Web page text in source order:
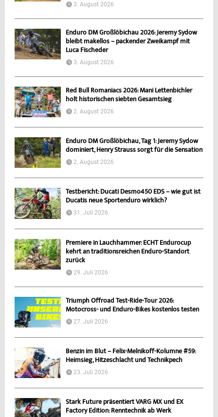
3. August 2026
Enduro DM Großlöbichau 2026: Jeremy Sydow
bleibt makellos – packender Zweikampf mit
Luca Fischeder
3. August 2026
Red Bull Romaniacs 2026: Mani Lettenbichler
holt historischen siebten Gesamtsieg
2. August 2026
Enduro DM Großlöbichau, Tag 1: Jeremy Sydow
dominiert, Henry Strauss sorgt für die Sensation
2. August 2026
Testbericht: Ducati Desmo450 EDS – wie gut ist
Ducatis neue Sportenduro wirklich?
31. Juli 2026
Premiere in Lauchhammer: ECHT Endurocup
kehrt an traditionsreichen Enduro-Standort
zurück
29. Juli 2026
Triumph Offroad Test-Ride-Tour 2026:
Motocross- und Enduro-Bikes kostenlos testen
27. Juli 2026
Benzin im Blut – Felix-Melnikoff-Kolumne #59:
Heimsieg, Hitzeschlacht und Technikpech
23. Juli 2026
Stark Future präsentiert VARG MX und EX
Factory Edition: Renntechnik ab Werk